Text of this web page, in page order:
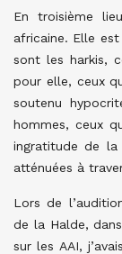
En troisième
africaine. Elle
sont les harkis,
pour elle, ceux
soutenu
hommes, ceux
ingratitude de
atténuées à
Lors de
de la Halde,
sur les AAI,